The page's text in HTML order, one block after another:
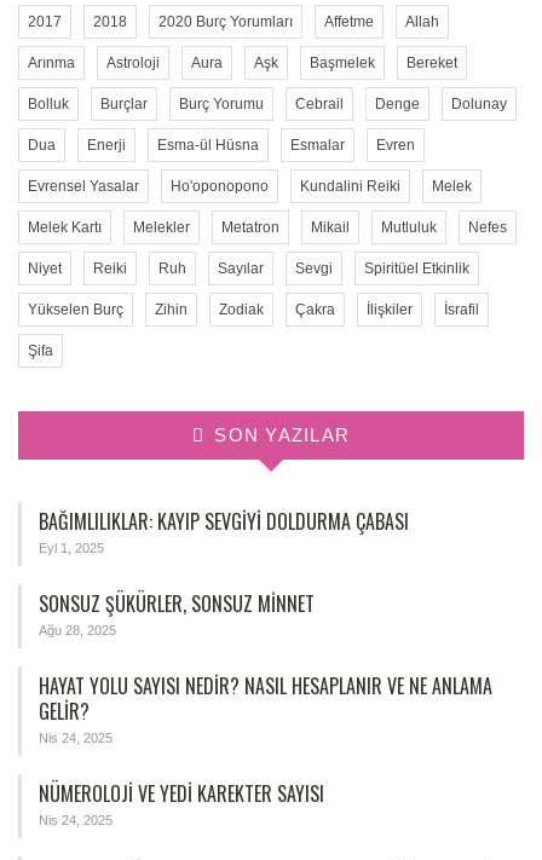
2017 2018 2020 Burç Yorumları Affetme Allah
Arınma Astroloji Aura Aşk Başmelek Bereket
Bolluk Burçlar Burç Yorumu Cebrail Denge Dolunay
Dua Enerji Esma-ül Hüsna Esmalar Evren
Evrensel Yasalar Ho'oponopono Kundalini Reiki Melek
Melek Kartı Melekler Metatron Mikail Mutluluk Nefes
Niyet Reiki Ruh Sayılar Sevgi Spiritüel Etkinlik
Yükselen Burç Zihin Zodiak Çakra İlişkiler İsrafil
Şifa
SON YAZILAR
BAĞIMLILIKLAR: KAYIP SEVGIYI DOLDURMA ÇABASI
Eyl 1, 2025
SONSUZ ŞÜKÜRLER, SONSUZ MINNET
Ağu 28, 2025
HAYAT YOLU SAYISI NEDIR? NASIL HESAPLANIR VE NE ANLAMA
GELIR?
Nis 24, 2025
NÜMEROLOJİ VE YEDİ KAREKTER SAYISI
Nis 24, 2025